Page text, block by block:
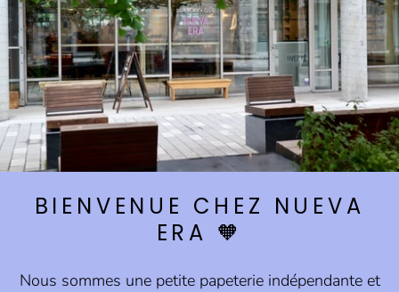
BIENVENUE CHEZ NUEVA
ERA 🧡
Nous sommes une petite papeterie indépendante et